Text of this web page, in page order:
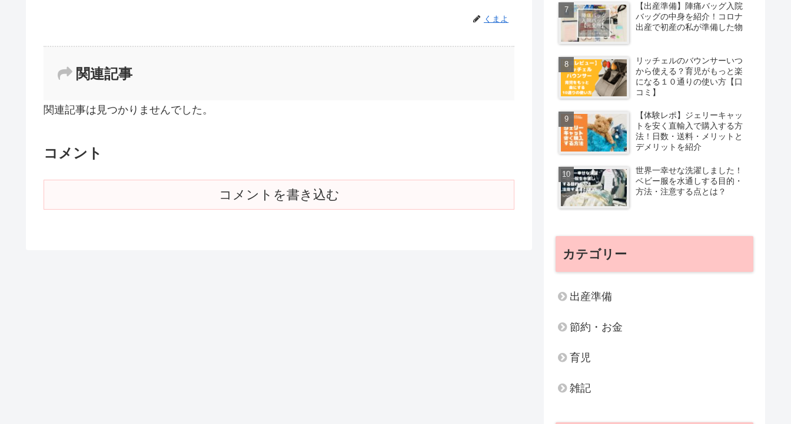
くまよ
関連記事
関連記事は見つかりませんでした。
コメント
コメントを書き込む
【出産準備】陣痛バッグ入院
バッグの中身を紹介！コロナ
出産で初産の私が準備した物
リッチェルのバウンサーいつ
から使える？育児がもっと楽
になる１０通りの使い方【口
コミ】
【体験レポ】ジェリーキャッ
トを安く直輸入で購入する方
法！日数・送料・メリットと
デメリットを紹介
世界一幸せな洗濯しました！
ベビー服を水通しする目的・
方法・注意する点とは？
カテゴリー
出産準備
節約・お金
育児
雑記